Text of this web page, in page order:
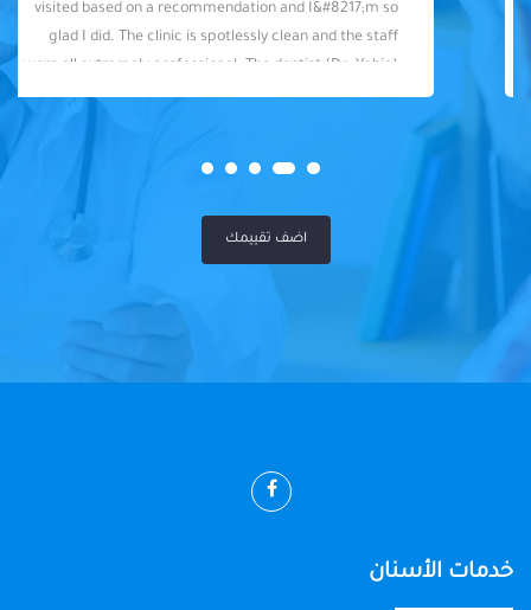
visited based on a recommendation and I&#8217;m so
glad I did. The clinic is spotlessly clean and the staff
were all extremely professional. The dentist (Dr. Yahia)
was fantastic - knowledgeable, skilled, and so friendly. I
felt well taken care of throughout my visit. Highly
اضف تقييمك
خدمات الأسنان